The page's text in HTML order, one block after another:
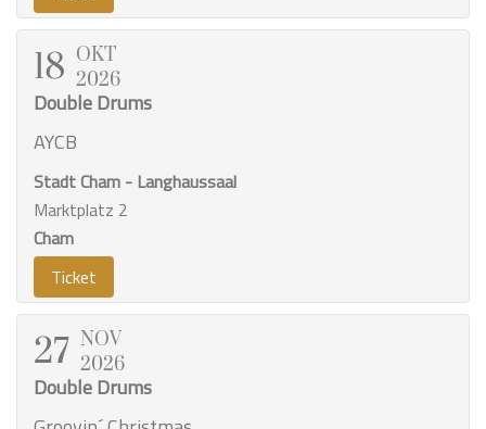
18 OKT
2026
Double Drums
AYCB
Stadt Cham - Langhaussaal
Marktplatz 2
Cham
Ticket
27 NOV
2026
Double Drums